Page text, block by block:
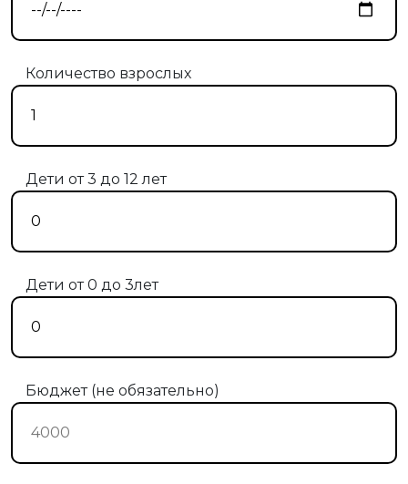
Количество взрослых
Дети от 3 до 12 лет
Дети от 0 до 3лет
Бюджет (не обязательно)